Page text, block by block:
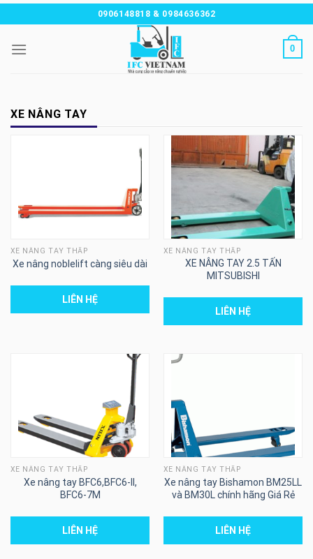
Chuyển
đến
nội
0906148818 & 0984636362
0
XE NÂNG TAY
XE NÂNG TAY THẤP
Xe nâng noblelift càng siêu dài
LIÊN HỆ
XE NÂNG TAY THẤP
XE NÂNG TAY 2.5 TẤN
MITSUBISHI
LIÊN HỆ
XE NÂNG TAY THẤP
Xe nâng tay BFC6,BFC6-II,
BFC6-7M
LIÊN HỆ
XE NÂNG TAY THẤP
Xe nâng tay Bishamon BM25LL
và BM30L chính hãng Giá Rẻ
LIÊN HỆ